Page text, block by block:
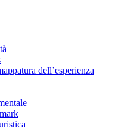
dell’esperienza